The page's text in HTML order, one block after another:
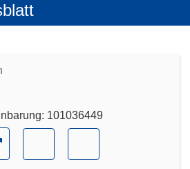
101036449
in
in